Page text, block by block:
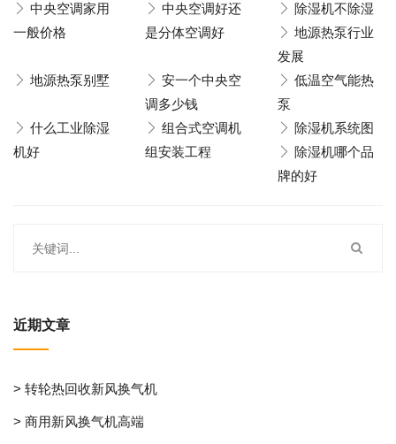
中央空调家用
一般价格
中央空调好还
是分体空调好
除湿机不除湿
地源热泵行业
发展
地源热泵别墅
安一个中央空
调多少钱
低温空气能热
泵
什么工业除湿
机好
组合式空调机
组安装工程
除湿机系统图
除湿机哪个品
牌的好
近期文章
> 转轮热回收新风换气机
> 商用新风换气机高端